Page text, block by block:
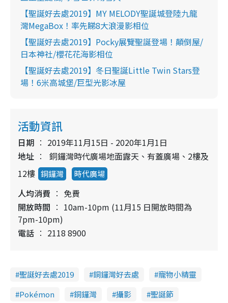
【聖誕好去處2019】MY MELODY聖誕城登陸九龍
灣MegaBox！率先睇8大浪漫影相位
【聖誕好去處2019】Pocky展覽聖誕登場！顛倒屋/
日本神社/櫻花花海影相位
【聖誕好去處2019】冬日聖誕Little Twin Stars登
場！6米高城堡/巨型光影冰屋
活動資訊
日期
2019年11月15日 - 2020年1月1日
地址
銅鑼灣時代廣場地面露天、有蓋廣場、2樓及
12樓 銅鑼灣 時代廣場
人均消費
免費
開放時間
10am-10pm (11月15 日開放時間為
7pm-10pm)
電話
2118 8900
聖誕好去處2019 銅鑼灣好去處
寵物小精靈
Pokémon
銅鑼灣 攝影
聖誕節